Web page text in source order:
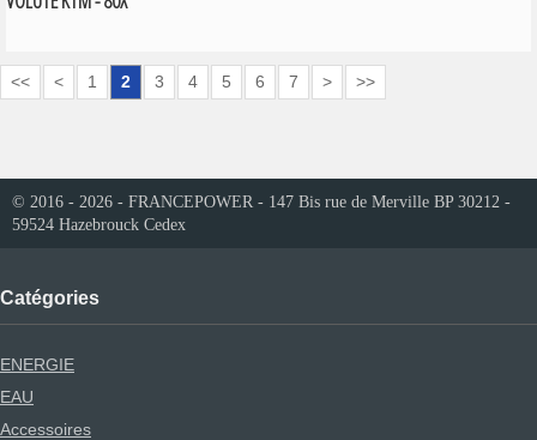
<< < 1 2 3 4 5 6 7 > >>
© 2016 - 2026 - FRANCEPOWER - 147 Bis rue de Merville BP 30212 -
59524 Hazebrouck Cedex
Catégories
ENERGIE
EAU
Accessoires